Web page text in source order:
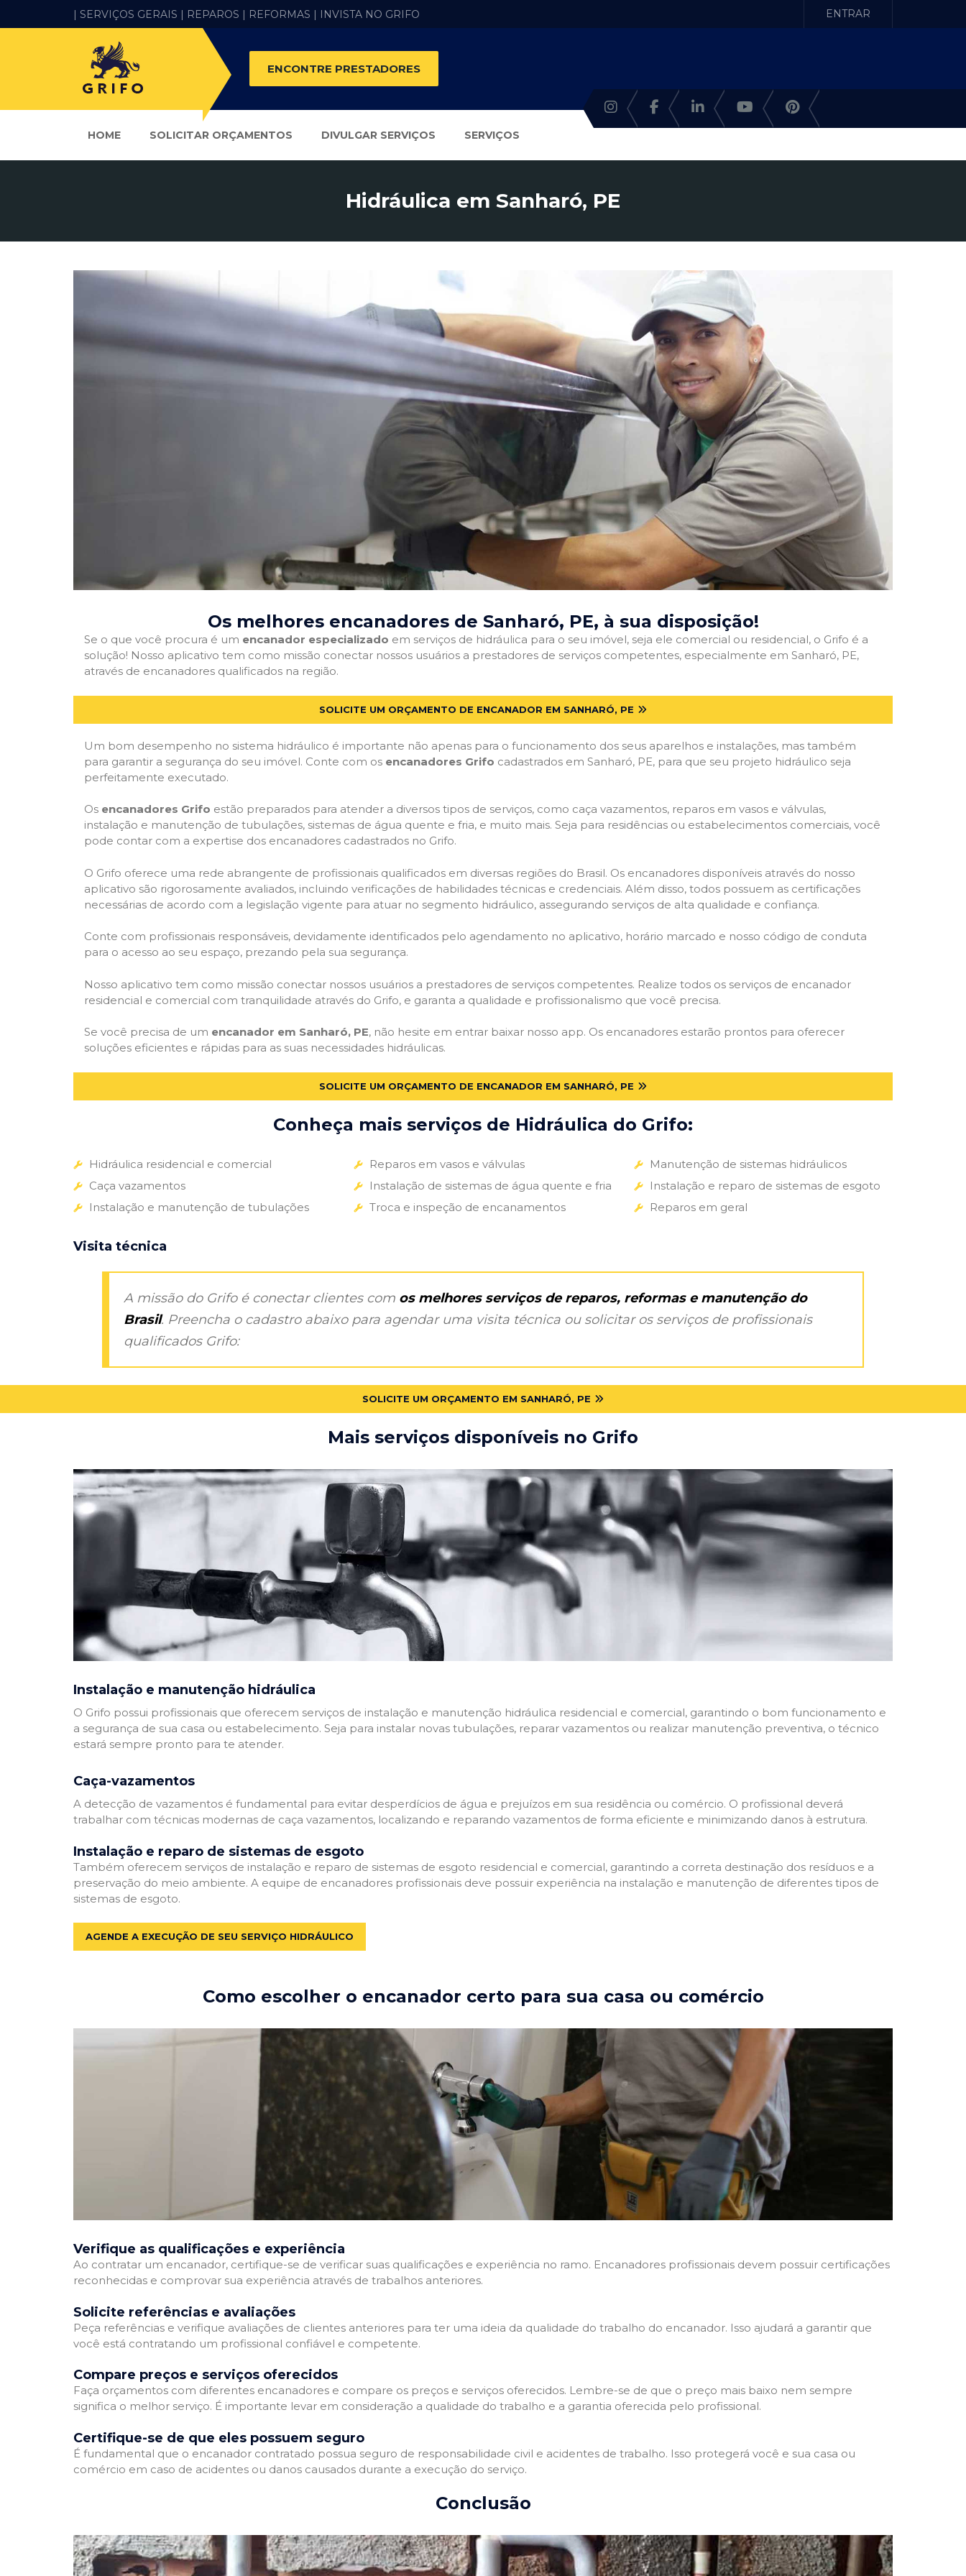
| SERVIÇOS GERAIS | REPAROS | REFORMAS | INVISTA NO GRIFO ENTRAR
ENCONTRE PRESTADORES
HOME SOLICITAR ORÇAMENTOS DIVULGAR SERVIÇOS SERVIÇOS
Hidráulica em Sanharó, PE
Os melhores encanadores de Sanharó, PE, à sua disposição!
Se o que você procura é um encanador especializado em serviços de hidráulica para o seu imóvel, seja ele comercial ou residencial, o Grifo é a
solução! Nosso aplicativo tem como missão conectar nossos usuários a prestadores de serviços competentes, especialmente em Sanharó, PE,
através de encanadores qualificados na região.
SOLICITE UM ORÇAMENTO DE ENCANADOR EM SANHARÓ, PE
Um bom desempenho no sistema hidráulico é importante não apenas para o funcionamento dos seus aparelhos e instalações, mas também
para garantir a segurança do seu imóvel. Conte com os encanadores Grifo cadastrados em Sanharó, PE, para que seu projeto hidráulico seja
perfeitamente executado.
Os encanadores Grifo estão preparados para atender a diversos tipos de serviços, como caça vazamentos, reparos em vasos e válvulas,
instalação e manutenção de tubulações, sistemas de água quente e fria, e muito mais. Seja para residências ou estabelecimentos comerciais, você
pode contar com a expertise dos encanadores cadastrados no Grifo.
O Grifo oferece uma rede abrangente de profissionais qualificados em diversas regiões do Brasil. Os encanadores disponíveis através do nosso
aplicativo são rigorosamente avaliados, incluindo verificações de habilidades técnicas e credenciais. Além disso, todos possuem as certificações
necessárias de acordo com a legislação vigente para atuar no segmento hidráulico, assegurando serviços de alta qualidade e confiança.
Conte com profissionais responsáveis, devidamente identificados pelo agendamento no aplicativo, horário marcado e nosso código de conduta
para o acesso ao seu espaço, prezando pela sua segurança.
Nosso aplicativo tem como missão conectar nossos usuários a prestadores de serviços competentes. Realize todos os serviços de encanador
residencial e comercial com tranquilidade através do Grifo, e garanta a qualidade e profissionalismo que você precisa.
Se você precisa de um encanador em Sanharó, PE, não hesite em entrar baixar nosso app. Os encanadores estarão prontos para oferecer
soluções eficientes e rápidas para as suas necessidades hidráulicas.
SOLICITE UM ORÇAMENTO DE ENCANADOR EM SANHARÓ, PE
Conheça mais serviços de Hidráulica do Grifo:
Hidráulica residencial e comercial
Caça vazamentos
Instalação e manutenção de tubulações
Reparos em vasos e válvulas
Instalação de sistemas de água quente e fria
Troca e inspeção de encanamentos
Manutenção de sistemas hidráulicos
Instalação e reparo de sistemas de esgoto
Reparos em geral
Visita técnica
A missão do Grifo é conectar clientes com os melhores serviços de reparos, reformas e manutenção do
Brasil. Preencha o cadastro abaixo para agendar uma visita técnica ou solicitar os serviços de profissionais
qualificados Grifo:
SOLICITE UM ORÇAMENTO EM SANHARÓ, PE
Mais serviços disponíveis no Grifo
Instalação e manutenção hidráulica
O Grifo possui profissionais que oferecem serviços de instalação e manutenção hidráulica residencial e comercial, garantindo o bom funcionamento e
a segurança de sua casa ou estabelecimento. Seja para instalar novas tubulações, reparar vazamentos ou realizar manutenção preventiva, o técnico
estará sempre pronto para te atender.
Caça-vazamentos
A detecção de vazamentos é fundamental para evitar desperdícios de água e prejuízos em sua residência ou comércio. O profissional deverá
trabalhar com técnicas modernas de caça vazamentos, localizando e reparando vazamentos de forma eficiente e minimizando danos à estrutura.
Instalação e reparo de sistemas de esgoto
Também oferecem serviços de instalação e reparo de sistemas de esgoto residencial e comercial, garantindo a correta destinação dos resíduos e a
preservação do meio ambiente. A equipe de encanadores profissionais deve possuir experiência na instalação e manutenção de diferentes tipos de
sistemas de esgoto.
AGENDE A EXECUÇÃO DE SEU SERVIÇO HIDRÁULICO
Como escolher o encanador certo para sua casa ou comércio
Verifique as qualificações e experiência
Ao contratar um encanador, certifique-se de verificar suas qualificações e experiência no ramo. Encanadores profissionais devem possuir certificações
reconhecidas e comprovar sua experiência através de trabalhos anteriores.
Solicite referências e avaliações
Peça referências e verifique avaliações de clientes anteriores para ter uma ideia da qualidade do trabalho do encanador. Isso ajudará a garantir que
você está contratando um profissional confiável e competente.
Compare preços e serviços oferecidos
Faça orçamentos com diferentes encanadores e compare os preços e serviços oferecidos. Lembre-se de que o preço mais baixo nem sempre
significa o melhor serviço. É importante levar em consideração a qualidade do trabalho e a garantia oferecida pelo profissional.
Certifique-se de que eles possuem seguro
É fundamental que o encanador contratado possua seguro de responsabilidade civil e acidentes de trabalho. Isso protegerá você e sua casa ou
comércio em caso de acidentes ou danos causados durante a execução do serviço.
Conclusão